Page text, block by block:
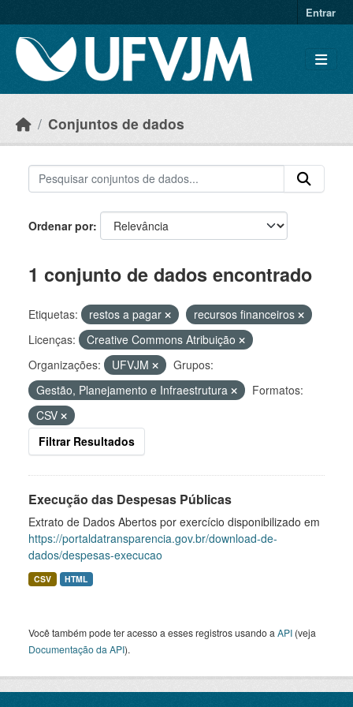
Entrar
Conjuntos de dados
Ordenar por
1 conjunto de dados encontrado
Etiquetas: restos a pagar
recursos financeiros
Licenças:
Creative Commons Atribuição
Organizações:
UFVJM
Grupos:
Gestão, Planejamento e Infraestrutura
Formatos:
CSV
Filtrar Resultados
Execução das Despesas Públicas
Extrato de Dados Abertos por exercício disponibilizado em
https://portaldatransparencia.gov.br/download-de-
dados/despesas-execucao
CSV HTML
Você também pode ter acesso a esses registros usando a API (veja
Documentação da API).